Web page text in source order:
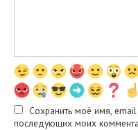
Сохранить моё имя,
последующих моих